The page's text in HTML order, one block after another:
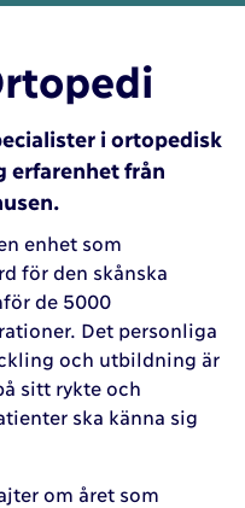
i ortopedisk
erfarenhet från
enhet som
för den skånska
de 5000
Det personliga
och utbildning är
sitt rykte och
ska känna sig
om året som